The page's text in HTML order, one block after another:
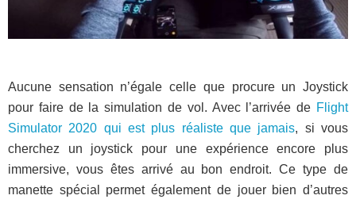
Aucune sensation n’égale celle que procure un Joystick
pour faire de la simulation de vol. Avec l’arrivée de Flight
Simulator 2020 qui est plus réaliste que jamais, si vous
cherchez un joystick pour une expérience encore plus
immersive, vous êtes arrivé au bon endroit. Ce type de
manette spécial permet également de jouer bien d’autres